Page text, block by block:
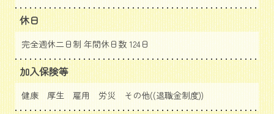
休日
完全週休二日制 年間休日数 124日
加入保険等
健康 厚生 雇用 労災 その他((退職金制度))